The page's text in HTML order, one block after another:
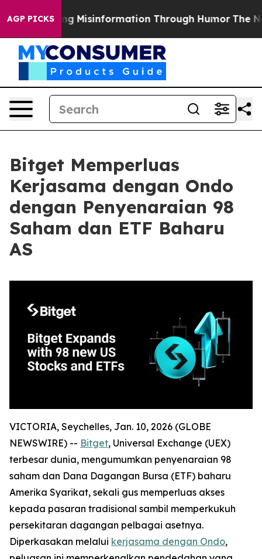
AGP PICKSMisinformation Through Humor The
Bitget Memperluas
Kerjasama dengan Ondo
dengan Penyenaraian 98
Saham dan ETF Baharu
AS
VICTORIA, Seychelles, Jan. 10, 2026 (GLOBE
NEWSWIRE) -- Bitget, Universal Exchange (UEX)
terbesar dunia, mengumumkan penyenaraian 98
saham dan Dana Dagangan Bursa (ETF) baharu
Amerika Syarikat, sekali gus memperluas akses
kepada pasaran tradisional sambil memperkukuh
persekitaran dagangan pelbagai asetnya.
Diperkasakan melalui kerjasama dengan Ondo,